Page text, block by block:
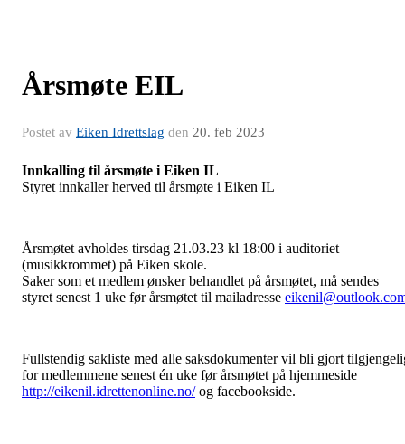
Årsmøte EIL
Postet av Eiken Idrettslag den 20. feb 2023
Innkalling til årsmøte i Eiken IL
Styret innkaller herved til årsmøte i Eiken IL
Årsmøtet avholdes tirsdag 21.03.23 kl 18:00 i auditoriet
(musikkrommet) på Eiken skole.
Saker som et medlem ønsker behandlet på årsmøtet, må sendes
styret senest 1 uke før årsmøtet til mailadresse
Fullstendig sakliste med alle saksdokumenter vil bli gjort
for medlemmene senest én uke før årsmøtet på hjemmeside
http://eikenil.idrettenonline.no/og facebookside.